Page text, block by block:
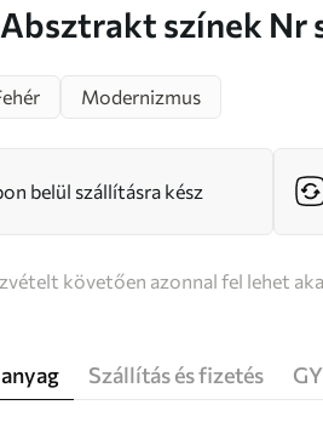
Vászonkép Absztrakt színek
Modernizmus
belül szállításra kész
követően azonnal fel lehet
Szállítás és fizetés